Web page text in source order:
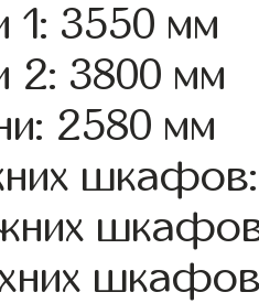
1: 3550 мм
2: 3800 мм
2580 мм